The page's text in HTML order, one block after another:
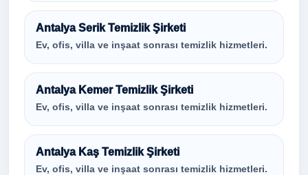
Antalya Serik Temizlik Şirketi
Ev, ofis, villa ve inşaat sonrası temizlik hizmetleri.
Antalya Kemer Temizlik Şirketi
Ev, ofis, villa ve inşaat sonrası temizlik hizmetleri.
Antalya Kaş Temizlik Şirketi
Ev, ofis, villa ve inşaat sonrası temizlik hizmetleri.